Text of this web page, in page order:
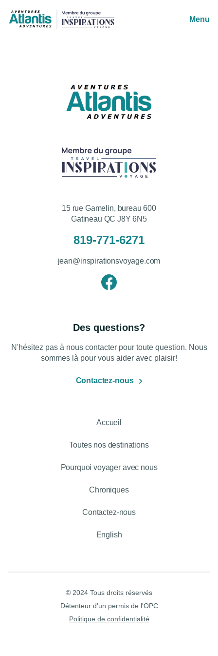
Menu
15 rue Gamelin, bureau 600
Gatineau QC J8Y 6N5
819-771-6271
jean@inspirationsvoyage.com
Des questions?
N'hésitez pas à nous contacter pour toute question. Nous
sommes là pour vous aider avec plaisir!
Contactez-nous
Accueil
Toutes nos destinations
Pourquoi voyager avec nous
Chroniques
Contactez-nous
English
© 2024 Tous droits réservés
Détenteur d'un permis de l'OPC
Politique de confidentialité